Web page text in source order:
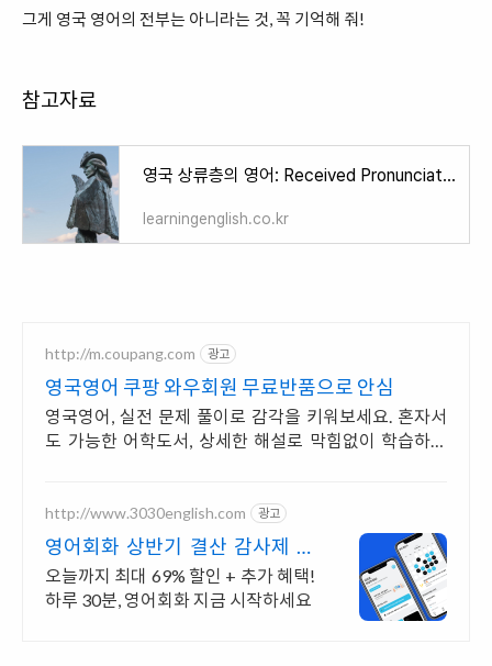
그게 영국 영어의 전부는 아니라는 것, 꼭 기억해 줘!
참고자료
영국 상류층의 영어: Received Pronunciation (RP)
learningenglish.co.kr
http://m.coupang.com 광고
영국영어 쿠팡 와우회원 무료반품으로 안심
영국영어, 실전 문제 풀이로 감각을 키워보세요. 혼자서
도 가능한 어학도서, 상세한 해설로 막힘없이 학습하세
http://www.3030english.com 광고
영어회화 상반기 결산 감사제 오
늘 24:00 환급 종료
오늘까지 최대 69% 할인 + 추가 혜택!
하루 30분, 영어회화 지금 시작하세요